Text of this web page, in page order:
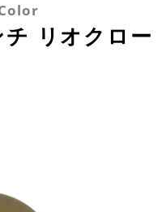
リオクロー